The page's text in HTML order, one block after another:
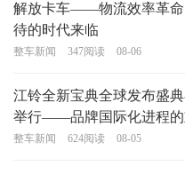
解放卡车——物流效率革命
待的时代来临
整车新闻 347阅读 08-06
江铃全新宝典全球发布盛
举行——品牌国际化进程的
整车新闻 624阅读 08-05